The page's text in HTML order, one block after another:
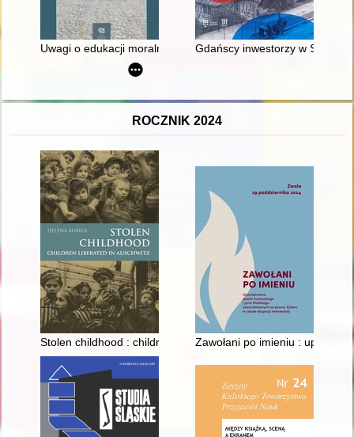
Uwagi o edukacji moralnej synów szlacheckich w XVI-
Gdańscy inwestorzy w
ROCZNIK 2024
Stolen childhood : children liberated in Auschwitz
Zawołani po imieniu :